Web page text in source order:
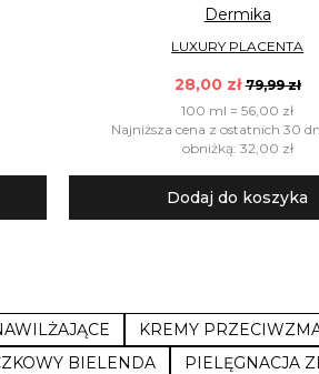
Dermika
LUXURY PLACENTA
28,00 zł 79,99 zł
100 ml = 56,00 zł
Najniższa cena z ostatnich 30
obniżką: 32,00 zł
Dodaj do koszyka
KREMY
BIELENDA
PIELĘGNACJA